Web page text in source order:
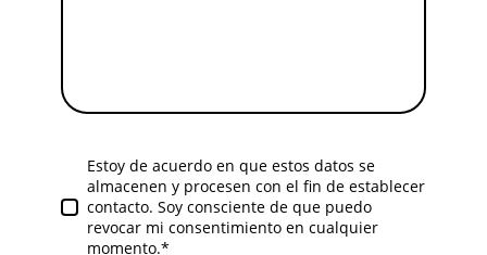
Estoy de acuerdo en que estos datos se
almacenen y procesen con el fin de establecer
contacto. Soy consciente de que puedo
revocar mi consentimiento en cualquier
momento.*